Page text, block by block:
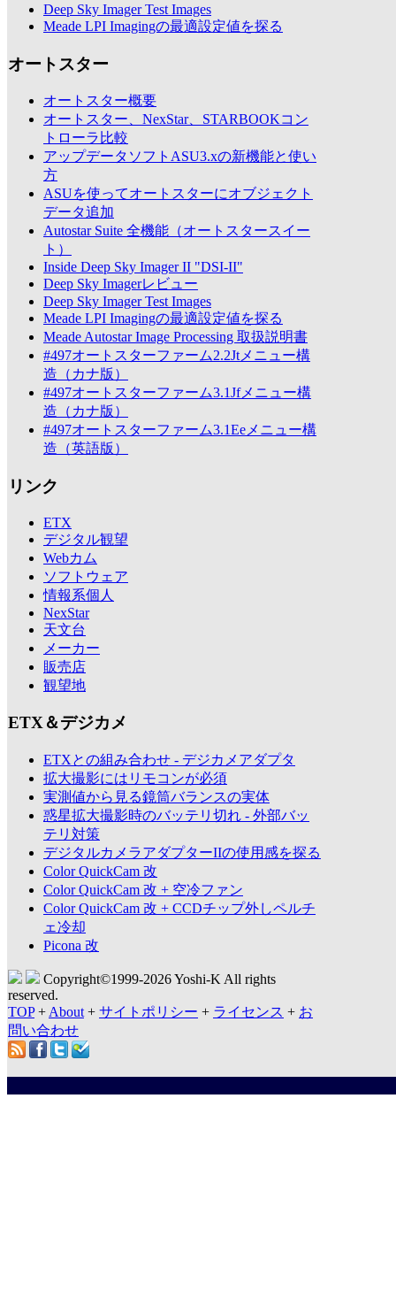
Deep Sky Imager Test Images
Meade LPI Imagingの最適設定値を探る
オートスター
オートスター概要
オートスター、NexStar、STARBOOKコン
トローラ比較
アップデータソフトASU3.xの新機能と使い
方
ASUを使ってオートスターにオブジェクト
データ追加
Autostar Suite 全機能（オートスタースイー
ト）
Inside Deep Sky Imager II "DSI-II"
Deep Sky Imagerレビュー
Deep Sky Imager Test Images
Meade LPI Imagingの最適設定値を探る
Meade Autostar Image Processing 取扱説明書
#497オートスターファーム2.2Jtメニュー構
造（カナ版）
#497オートスターファーム3.1Jfメニュー構
造（カナ版）
#497オートスターファーム3.1Eeメニュー構
造（英語版）
リンク
ETX
デジタル観望
Webカム
ソフトウェア
情報系個人
NexStar
天文台
メーカー
販売店
観望地
ETX＆デジカメ
ETXとの組み合わせ - デジカメアダプタ
拡大撮影にはリモコンが必須
実測値から見る鏡筒バランスの実体
惑星拡大撮影時のバッテリ切れ - 外部バッ
テリ対策
デジタルカメラアダプターIIの使用感を探る
Color QuickCam 改
Color QuickCam 改 + 空冷ファン
Color QuickCam 改 + CCDチップ外しペルチ
ェ冷却
Picona 改
Copyright©1999-2026 Yoshi-K All rights
reserved.
TOP+ About + サイトポリシー + ライセンス + お
問い合わせ